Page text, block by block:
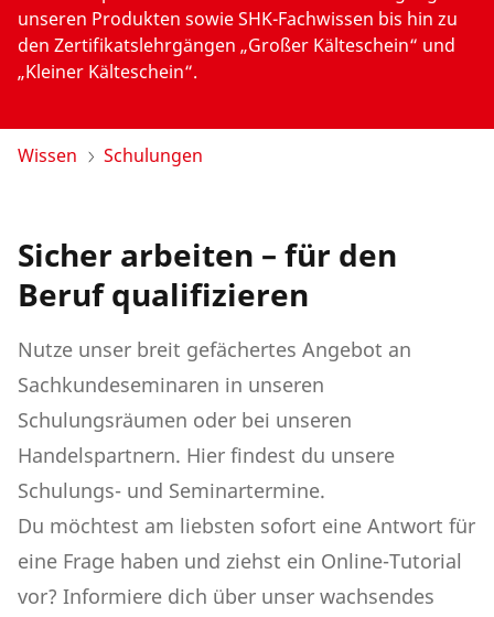
Unternehmen und Karriere
unseren Produkten sowie SHK-Fachwissen bis hin zu
den Zertifikatslehrgängen „Großer Kälteschein“ und
„Kleiner Kälteschein“.
Wissen Schulungen
Sicher arbeiten – für den
Beruf qualifizieren
Nutze unser breit gefächertes Angebot an
Sachkundeseminaren in unseren
Schulungsräumen oder bei unseren
Handelspartnern. Hier findest du unsere
Schulungs- und Seminartermine.
Du möchtest am liebsten sofort eine Antwort für
eine Frage haben und ziehst ein Online-Tutorial
vor? Informiere dich über unser wachsendes